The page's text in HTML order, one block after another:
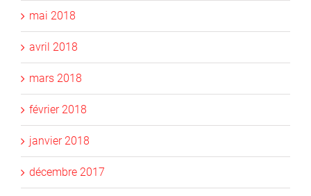
mai 2018
avril 2018
mars 2018
février 2018
janvier 2018
décembre 2017